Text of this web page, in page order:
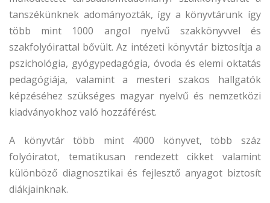
tanszékünknek adományozták, így a könyvtárunk így
több mint 1000 angol nyelvű szakkönyvvel és
szakfolyóirattal bővült. Az intézeti könyvtár biztosítja a
pszichológia, gyógypedagógia, óvoda és elemi oktatás
pedagógiája, valamint a mesteri szakos hallgatók
képzéséhez szükséges magyar nyelvű és nemzetközi
kiadványokhoz való hozzáférést.
A könyvtár több mint 4000 könyvet, több száz
folyóiratot, tematikusan rendezett cikket valamint
különböző diagnosztikai és fejlesztő anyagot biztosít
diákjainknak.